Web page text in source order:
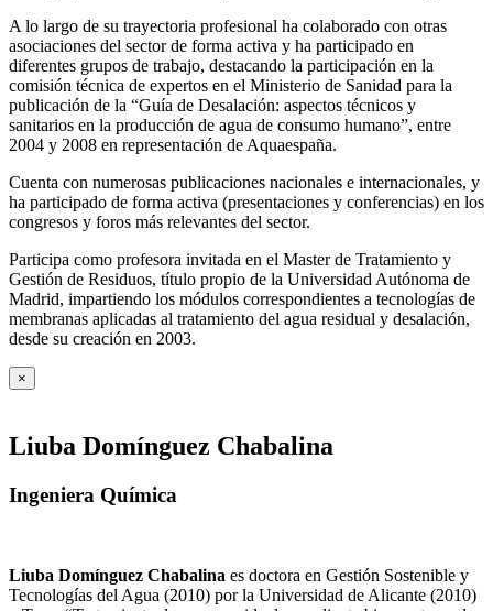
A lo largo de su trayectoria profesional ha colaborado con otras
asociaciones del sector de forma activa y ha participado en
diferentes grupos de trabajo, destacando la participación en la
comisión técnica de expertos en el Ministerio de Sanidad para la
publicación de la “Guía de Desalación: aspectos técnicos y
sanitarios en la producción de agua de consumo humano”, entre
2004 y 2008 en representación de Aquaespaña.
Cuenta con numerosas publicaciones nacionales e internacionales, y
ha participado de forma activa (presentaciones y conferencias) en los
congresos y foros más relevantes del sector.
Participa como profesora invitada en el Master de Tratamiento y
Gestión de Residuos, título propio de la Universidad Autónoma de
Madrid, impartiendo los módulos correspondientes a tecnologías de
membranas aplicadas al tratamiento del agua residual y desalación,
desde su creación en 2003.
×
Liuba Domínguez Chabalina
Ingeniera Química
Liuba Domínguez Chabalina es doctora en Gestión Sostenible y
Tecnologías del Agua (2010) por la Universidad de Alicante (2010)